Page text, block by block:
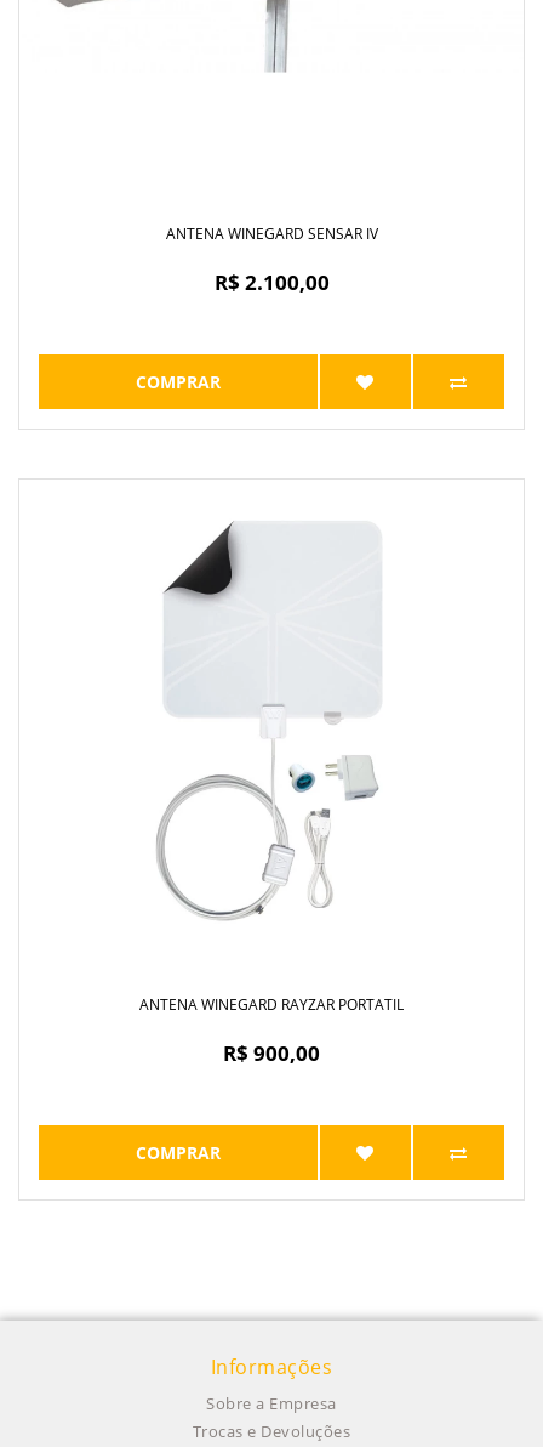
ANTENA WINEGARD SENSAR IV
R$ 2.100,00
COMPRAR
ANTENA WINEGARD RAYZAR PORTATIL
R$ 900,00
COMPRAR
Informações
Sobre a Empresa
Trocas e Devoluções